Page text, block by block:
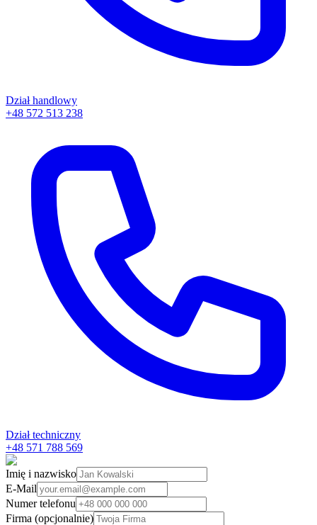
Dział handlowy
+48 572 513 238
Dział techniczny
+48 571 788 569
Imię i nazwisko
E-Mail
Numer telefonu
Firma (opcjonalnie)